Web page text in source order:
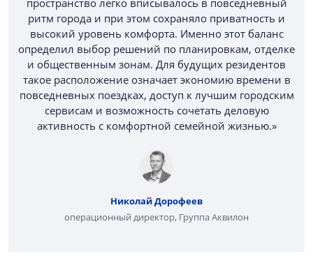
ритм города и при этом сохраняло приватность и
высокий уровень комфорта. Именно этот баланс
определил выбор решений по планировкам, отделке
и общественным зонам. Для будущих резидентов
такое расположение означает экономию времени в
повседневных поездках, доступ к лучшим городским
сервисам и возможность сочетать деловую
активность с комфортной семейной жизнью.»
Николай Дорофеев
операционный директор, Группа Аквилон